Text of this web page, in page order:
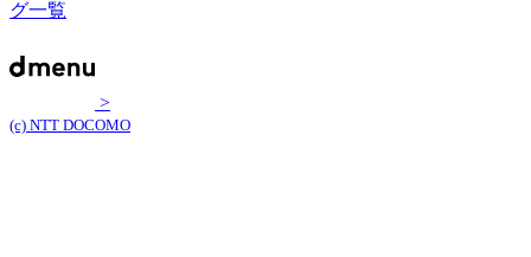
グ一覧
>
(c) NTT DOCOMO